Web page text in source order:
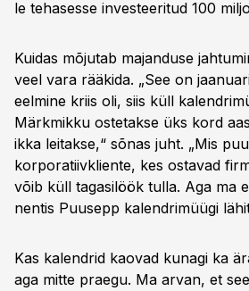
le tehasesse investeeritud 100
Kuidas mõjutab majanduse
veel vara rääkida. „See on
eelmine kriis oli, siis küll
Märkmikku ostetakse üks kord
ikka leitakse,“ sõnas juht. „Mis
korporatiivkliente, kes ostavad
võib küll tagasilöök tulla. Aga ma
nentis Puusepp kalendrimüügi
Kas kalendrid kaovad kunagi ka
aga mitte praegu. Ma arvan, et